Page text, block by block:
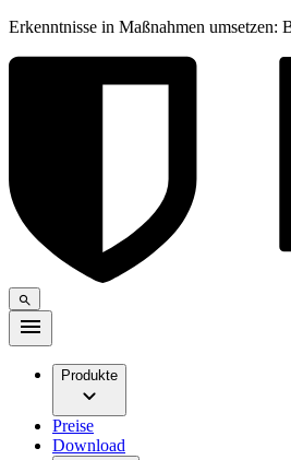
Erkenntnisse in Maßnahmen
Produkte
Preise
Download